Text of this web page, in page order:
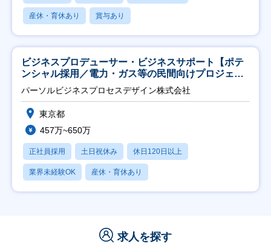
産休・育休あり 賞与あり
ビジネスプロデューサー・ビジネスサポート【ポテ
ンシャル採用／電力・ガス等の民間向けプロジェク
ト推進】
パーソルビジネスプロセスデザイン株式会社
東京都
457万~650万
正社員採用 土日祝休み 休日120日以上
業界未経験OK 産休・育休あり
求人を探す